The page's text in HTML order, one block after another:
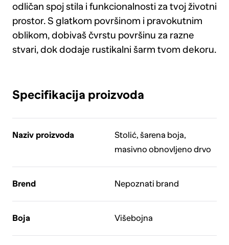
odličan spoj stila i funkcionalnosti za tvoj životni
prostor. S glatkom površinom i pravokutnim
oblikom, dobivaš čvrstu površinu za razne
stvari, dok dodaje rustikalni šarm tvom dekoru.
Specifikacija proizvoda
Naziv proizvoda
Stolić, šarena boja,
masivno obnovljeno drvo
Brend Nepoznati brand
Boja Višebojna